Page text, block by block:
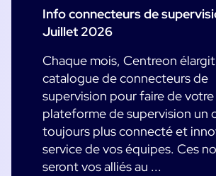
Info connecteurs de
Juillet 2026
Chaque mois, Centreon
catalogue de connecteurs de
supervision pour faire de votre
plateforme de supervision un
toujours plus connecté et
service de vos équipes. Ces
seront vos alliés au ...